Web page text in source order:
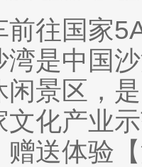
前往国家
湾是中国
闲景区，
文化产业
赠送体验